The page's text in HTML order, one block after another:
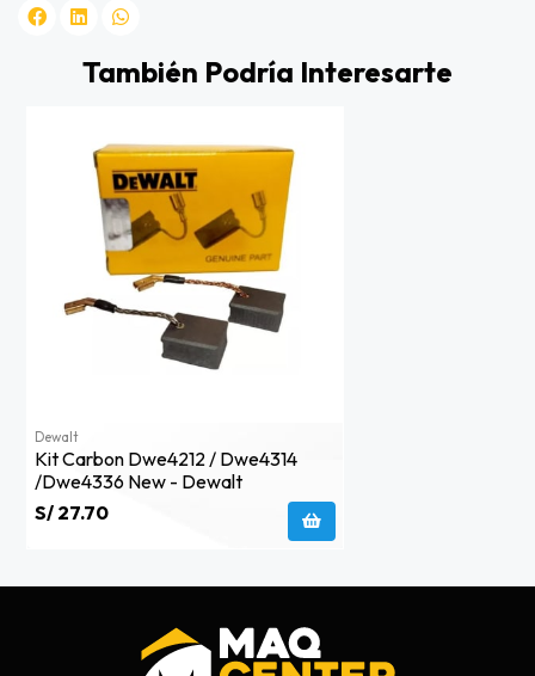
También Podría Interesarte
Dewalt
Kit Carbon Dwe4212 / Dwe4314
/dwe4336 New - Dewalt
S/ 27.70